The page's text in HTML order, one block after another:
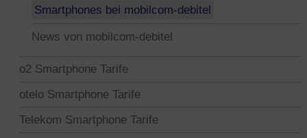
Smartphones bei mobilcom-debitel
News von mobilcom-debitel
o2 Smartphone Tarife
otelo Smartphone Tarife
Telekom Smartphone Tarife